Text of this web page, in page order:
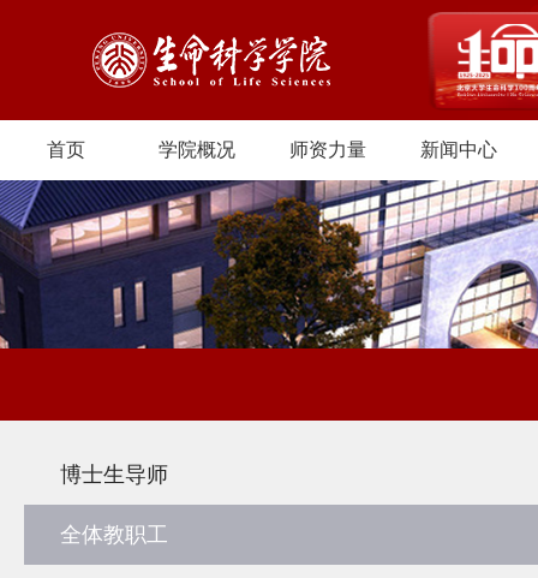
首页 学院概况 师资力量 新闻中心
博士生导师
全体教职工